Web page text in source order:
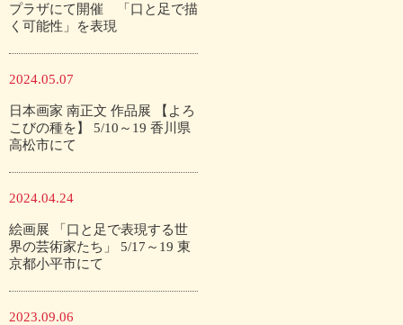
プラザにて開催 「口と足で描
く可能性」を表現
2024.05.07
日本画家 南正文 作品展 【よろ
こびの種を】 5/10～19 香川県
高松市にて
2024.04.24
絵画展 「口と足で表現する世
界の芸術家たち」 5/17～19 東
京都小平市にて
2023.09.06